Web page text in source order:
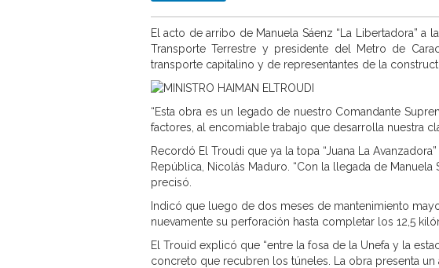
El acto de arribo de Manuela Sáenz “La Libertadora”
Transporte Terrestre y presidente del Metro de
transporte capitalino y de representantes de la
“Esta obra es un legado de nuestro Comandante
factores, al encomiable trabajo que desarrolla nuestra
Recordó El Troudi que ya la topa “Juana La
República, Nicolás Maduro. “Con la llegada de
precisó.
Indicó que luego de dos meses de mantenimiento
nuevamente su perforación hasta completar los 12,5
El Trouid explicó que “entre la fosa de la Unefa y la
concreto que recubren los túneles. La obra presenta